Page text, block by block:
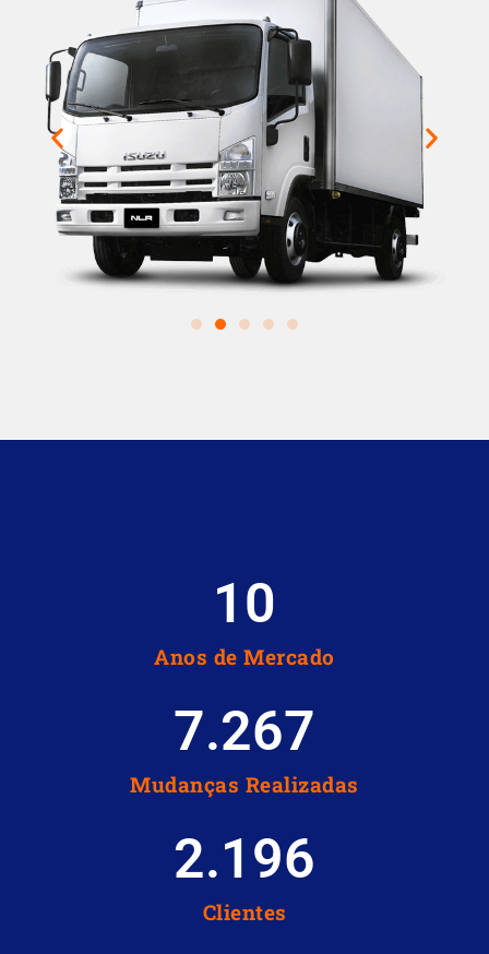
Anos de Mercado
10
Mudanças Realizadas
7.267
Clientes
2.196